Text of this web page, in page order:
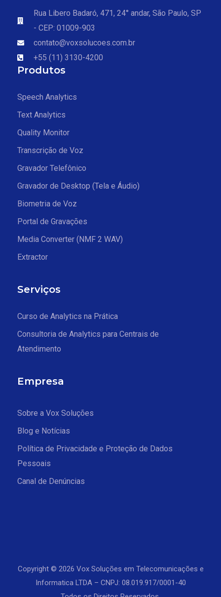
Rua Libero Badaró, 471, 24° andar, São Paulo, SP
- CEP: 01009-903
contato@voxsolucoes.com.br
+55 (11) 3130-4200
Produtos
Speech Analytics
Text Analytics
Quality Monitor
Transcrição de Voz
Gravador Telefônico
Gravador de Desktop (Tela e Áudio)
Biometria de Voz
Portal de Gravações
Media Converter (NMF 2 WAV)
Extractor
Serviços
Curso de Analytics na Prática
Consultoria de Analytics para Centrais de
Atendimento
Empresa
Sobre a Vox Soluções
Blog e Notícias
Política de Privacidade e Proteção de Dados
Pessoais
Canal de Denúncias
Copyright © 2026 Vox Soluções em Telecomunicações e
Informatica LTDA – CNPJ: 08.019.917/0001-40